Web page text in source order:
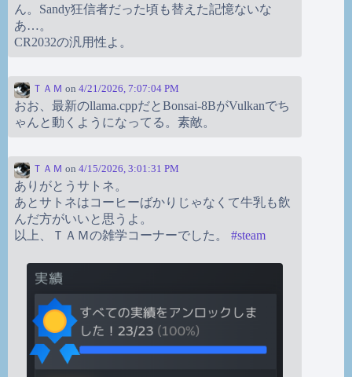
ん。Sandy狂信者だった頃も替えた記憶ないな
あ…。
CR2032の汎用性よ。
ＴＡＭ on 4/21/2026, 7:07:04 PM
おお、最新のllama.cppだとBonsai-8BがVulkanでち
ゃんと動くようになってる。素敵。
ＴＡＭ on 4/15/2026, 3:01:31 PM
ありがとうサトネ。
あとサトネはコーヒーばかりじゃなくて牛乳も飲
んだ方がいいと思うよ。
以上、ＴＡＭの雑学コーナーでした。 #steam